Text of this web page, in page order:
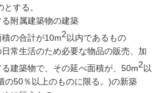
する。
附属建築物の建築
の合計が10m2以内であるもの
常生活のため必要な物品の販売、加
建築物で、その延べ面積が、50m2以
の50％以上のものに限る。)の新築